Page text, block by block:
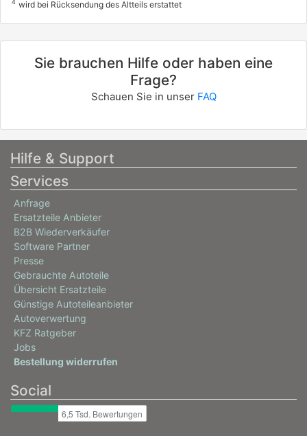
03/2007 - 09/2012
5013AFE, 5013AFG, 5013AFV
TOYOTA
AURIS (_E15_)
1.6 (ZRE151_, ZRE151R)
97 / 132
TOYOTA
TOYOTA
AURIS (_E15_)
02/2009 - 09/2012
TOYOTA
4 wird bei Rücksendung des Altteils erstattet
Sie brauchen Hilfe oder haben eine
Frage?
Schauen Sie in unser FAQ
Hilfe & Support
Services
Anfrage
Ersatzteile Anbieter
B2B Wiederverkäufer
Software Partner
Presse
Gebrauchte Autoteile
Übersicht Ersatzteile
Günstige Autoteileanbieter
Autoverwertung
KFZ Ratgeber
Jobs
Bestellung widerrufen
Social